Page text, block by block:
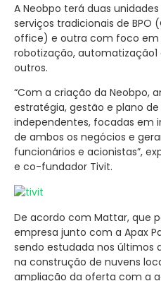
A Neobpo terá duas
serviços tradicionais de BPO
office) e outra com foco em
robotização,
outros.
“Com a criação da Neobpo,
estratégia, gestão e plano
independentes, focadas em
de ambos os negócios e
funcionários e acionistas”,
e co-fundador Tivit.
De acordo com Mattar, que
empresa junto com a Apax
sendo estudada nos últimos
na construção de nuvens
ampliação da oferta com a